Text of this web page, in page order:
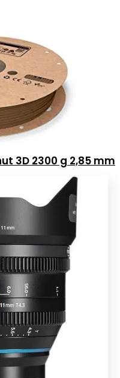
3D 2300 g 2,85 mm